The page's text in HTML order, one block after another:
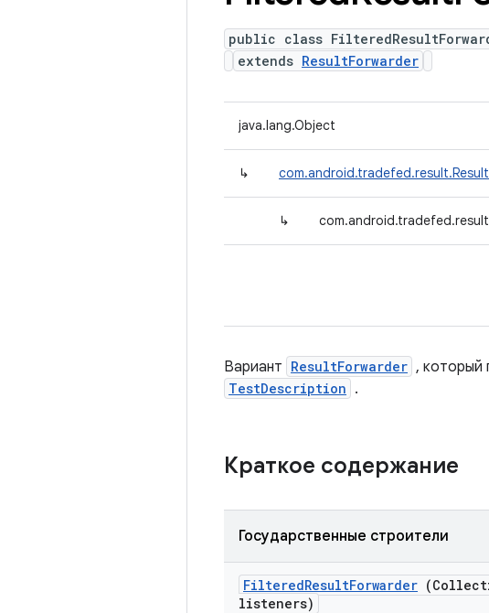
public class
extends ResultForwarder
java.lang.Object
↳
↳
Вариант ResultForwarder , который
TestDescription .
Краткое содержание
Государственные строители
FilteredResultForwarder
listeners)